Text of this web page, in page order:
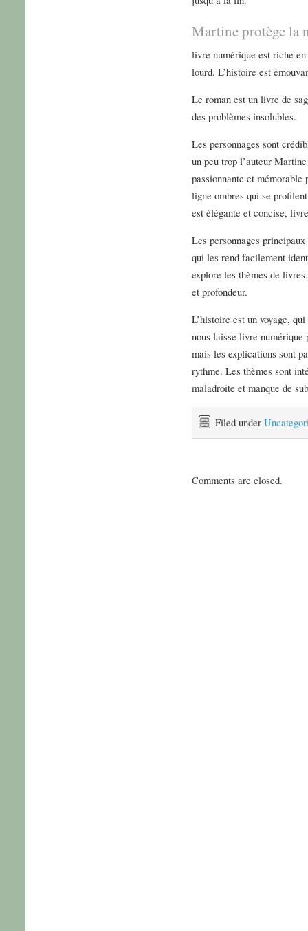
Martine protège la
livre numérique est riche
lourd. L’histoire est
Le roman est un livre de
des problèmes insolubles.
Les personnages sont
un peu trop l’auteur
passionnante et
ligne ombres qui se
est élégante et concise,
Les personnages
qui les rend facilement
explore les thèmes de
et profondeur.
L’histoire est un voyage,
nous laisse livre numérique
mais les explications sont
rythme. Les thèmes sont
maladroite et manque de
Filed under
Comments are closed.